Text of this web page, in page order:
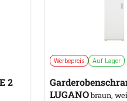
2
Werbepreis Auf Lager
LUGANObraun,